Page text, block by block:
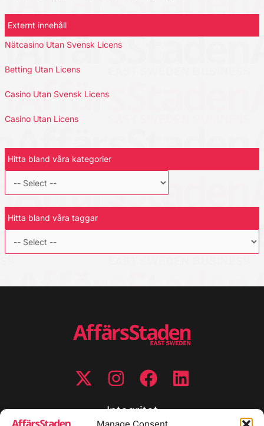
Externt innehåll
Nätcasino Utan Svensk Licens
Betting Utan Licens
Casino Utan Svensk Licens
Casino Utan Licens
Hitta bland våra kategorier
Hitta bland våra taggar
Integritet